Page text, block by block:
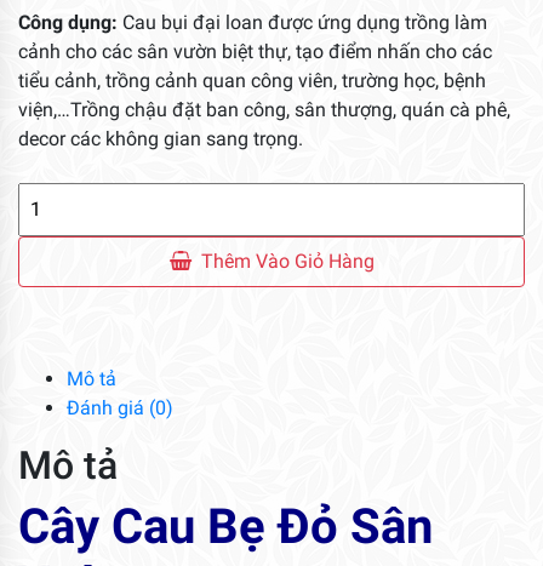
Công dụng: Cau bụi đại loan được ứng dụng trồng làm
cảnh cho các sân vườn biệt thự, tạo điểm nhấn cho các
tiểu cảnh, trồng cảnh quan công viên, trường học, bệnh
viện,…Trồng chậu đặt ban công, sân thượng, quán cà phê,
decor các không gian sang trọng.
Đỏ
Thêm Vào Giỏ Hàng
Mô tả
Đánh giá (0)
Mô tả
Cây Cau Bẹ Đỏ Sân